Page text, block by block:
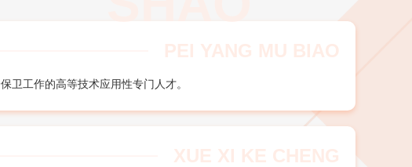
PEI YANG MU BIAO
卫工作的高等技术应用性专门人才。
XUE XI KE CHENG